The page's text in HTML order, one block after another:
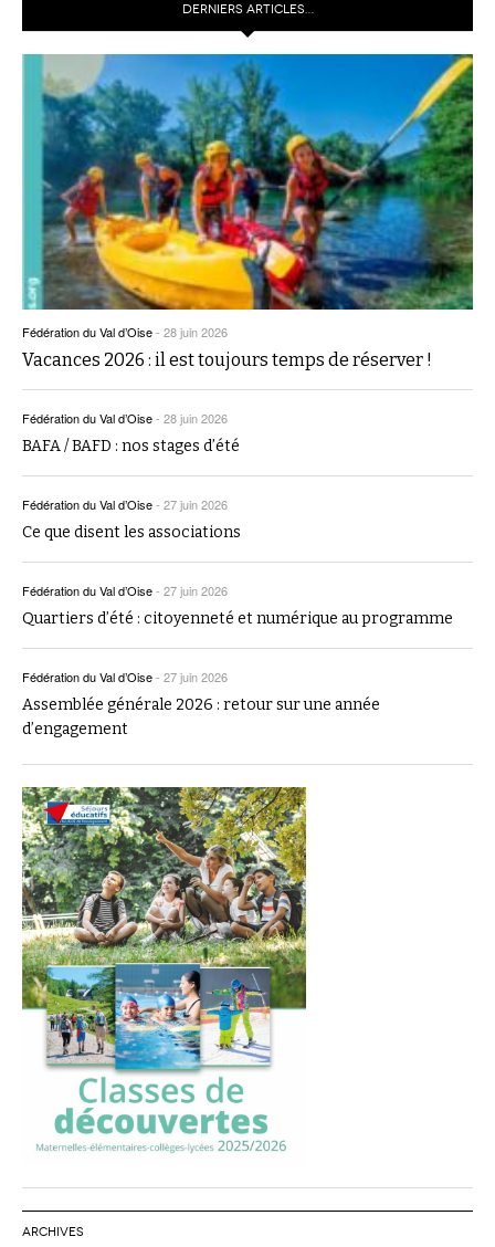
DERNIERS ARTICLES…
Fédération du Val d’Oise- 28 juin 2026
Vacances 2026 : il est toujours temps de réserver !
Fédération du Val d’Oise- 28 juin 2026
BAFA / BAFD : nos stages d’été
Fédération du Val d’Oise- 27 juin 2026
Ce que disent les associations
Fédération du Val d’Oise- 27 juin 2026
Quartiers d’été : citoyenneté et numérique au programme
Fédération du Val d’Oise- 27 juin 2026
Assemblée générale 2026 : retour sur une année
d’engagement
ARCHIVES